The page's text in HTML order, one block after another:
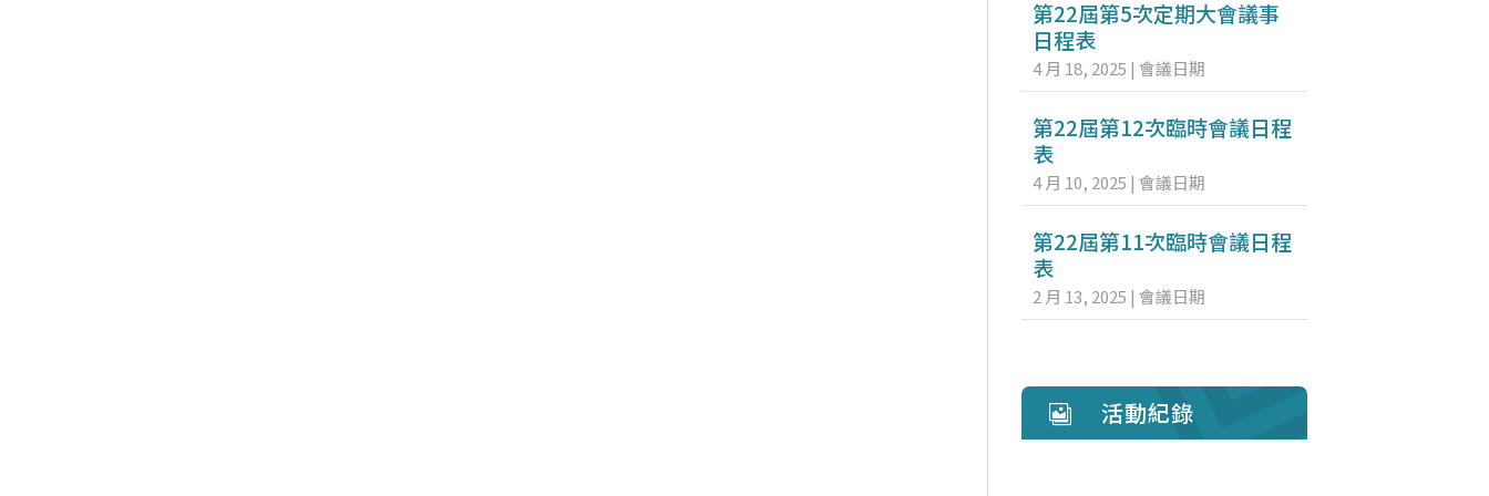
第22屆第5次定期大會議事
日程表
4 月 18, 2025 | 會議日期
第22屆第12次臨時會議日程
表
4 月 10, 2025 | 會議日期
第22屆第11次臨時會議日程
表
2 月 13, 2025 | 會議日期
 活動紀錄